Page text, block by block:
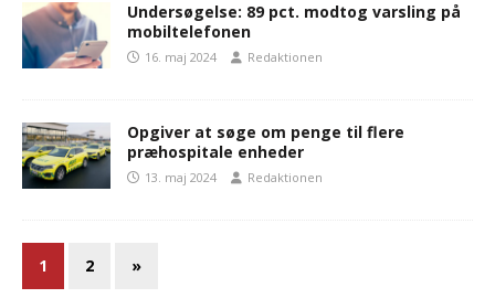
Undersøgelse: 89 pct. modtog varsling på
mobiltelefonen
16. maj 2024 Redaktionen
Opgiver at søge om penge til flere
præhospitale enheder
13. maj 2024 Redaktionen
1 2 »